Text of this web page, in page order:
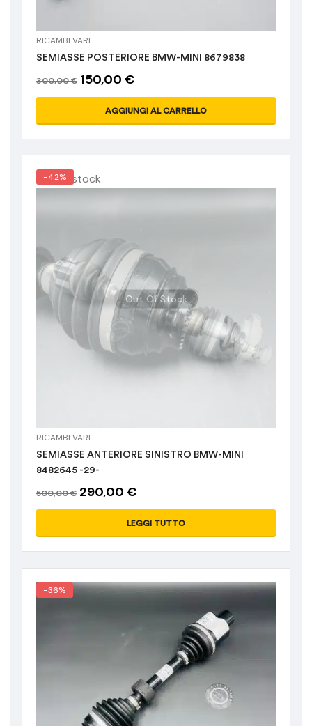
RICAMBI VARI
SEMIASSE POSTERIORE BMW-MINI 8679838
300,00€ 150,00 €
AGGIUNGI AL CARRELLO
-42%
Out of stock
Out Of Stock
RICAMBI VARI
SEMIASSE ANTERIORE SINISTRO BMW-MINI
8482645 -29-
500,00€ 290,00 €
LEGGI TUTTO
-36%